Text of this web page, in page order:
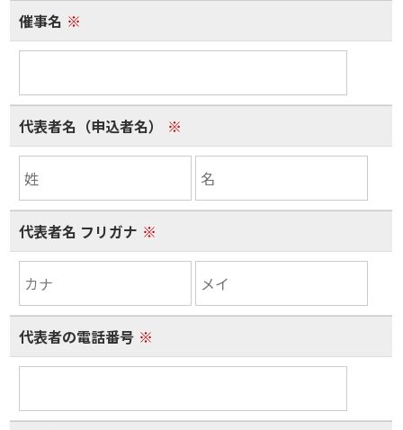
催事名 ※
代表者名（申込者名） ※
代表者名 フリガナ ※
代表者の電話番号 ※